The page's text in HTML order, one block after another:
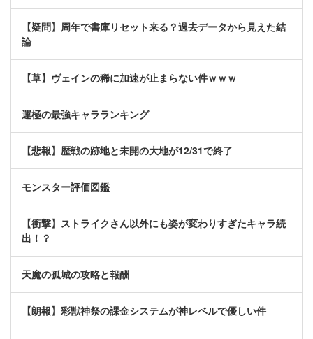
【疑問】周年で書庫リセット来る？過去データから見えた結
論
【草】ヴェインの稀に加速が止まらない件ｗｗｗ
運極の最強キャラランキング
【悲報】歴戦の跡地と未開の大地が12/31で終了
モンスター評価図鑑
【衝撃】ストライクさん以外にも姿が変わりすぎたキャラ続
出！？
天魔の孤城の攻略と報酬
【朗報】彩獣神祭の課金システムが神レベルで優しい件